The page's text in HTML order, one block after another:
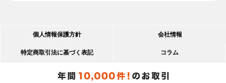
個人情報保護方針 会社情報
特定商取引法に基づく表記 コラム